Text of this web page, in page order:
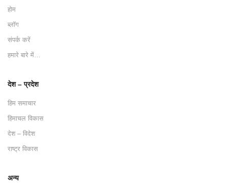
होम
ब्लॉग
संपर्क करें
हमारे बारे में…
देश – प्रदेश
हिम समाचार
हिमाचल विकास
देश – विदेश
राष्ट्र विकास
अन्य